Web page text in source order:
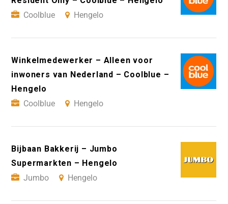
Coolblue
Hengelo
Winkelmedewerker – Alleen voor
inwoners van Nederland – Coolblue –
Hengelo
Coolblue
Hengelo
Bijbaan Bakkerij – Jumbo
Supermarkten – Hengelo
Jumbo
Hengelo